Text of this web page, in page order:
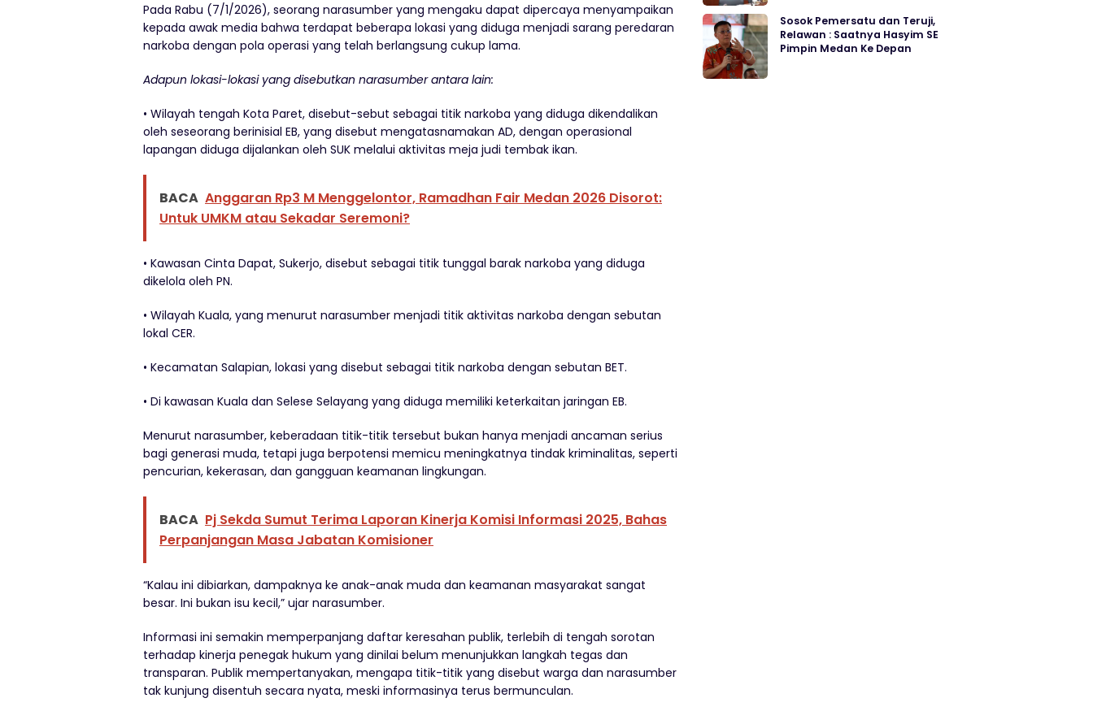
Pada Rabu (7/1/2026), seorang narasumber yang mengaku dapat dipercaya menyampaikan
kepada awak media bahwa terdapat beberapa lokasi yang diduga menjadi sarang peredaran
narkoba dengan pola operasi yang telah berlangsung cukup lama.
Adapun lokasi-lokasi yang disebutkan narasumber antara lain:
• Wilayah tengah Kota Paret, disebut-sebut sebagai titik narkoba yang diduga dikendalikan
oleh seseorang berinisial EB, yang disebut mengatasnamakan AD, dengan operasional
lapangan diduga dijalankan oleh SUK melalui aktivitas meja judi tembak ikan.
BACA Anggaran Rp3 M Menggelontor, Ramadhan Fair Medan 2026 Disorot:
Untuk UMKM atau Sekadar Seremoni?
• Kawasan Cinta Dapat, Sukerjo, disebut sebagai titik tunggal barak narkoba yang diduga
dikelola oleh PN.
• Wilayah Kuala, yang menurut narasumber menjadi titik aktivitas narkoba dengan sebutan
lokal CER.
• Kecamatan Salapian, lokasi yang disebut sebagai titik narkoba dengan sebutan BET.
• Di kawasan Kuala dan Selese Selayang yang diduga memiliki keterkaitan jaringan EB.
Menurut narasumber, keberadaan titik-titik tersebut bukan hanya menjadi ancaman serius
bagi generasi muda, tetapi juga berpotensi memicu meningkatnya tindak kriminalitas, seperti
pencurian, kekerasan, dan gangguan keamanan lingkungan.
BACA Pj Sekda Sumut Terima Laporan Kinerja Komisi Informasi 2025, Bahas
Perpanjangan Masa Jabatan Komisioner
“Kalau ini dibiarkan, dampaknya ke anak-anak muda dan keamanan masyarakat sangat
besar. Ini bukan isu kecil,” ujar narasumber.
Informasi ini semakin memperpanjang daftar keresahan publik, terlebih di tengah sorotan
terhadap kinerja penegak hukum yang dinilai belum menunjukkan langkah tegas dan
transparan. Publik mempertanyakan, mengapa titik-titik yang disebut warga dan narasumber
tak kunjung disentuh secara nyata, meski informasinya terus bermunculan.
Sosok Pemersatu dan Teruji,
Relawan : Saatnya Hasyim SE
Pimpin Medan Ke Depan